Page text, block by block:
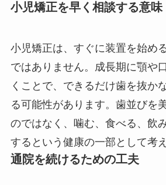
小児矯正を早く相談する意味
小児矯正は、すぐに装置を始め
ではありません。成長期に顎や
くことで、できるだけ歯を抜か
る可能性があります。歯並びを
のではなく、噛む、食べる、飲
するという健康の一部として考え
通院を続けるための工夫